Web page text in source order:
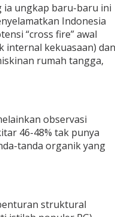
ia ungkap baru-baru ini
Indonesia
“cross fire” awal
internal kekuasaan) dan
rumah tangga,
observasi
46-48% tak punya
tanda organik yang
struktural